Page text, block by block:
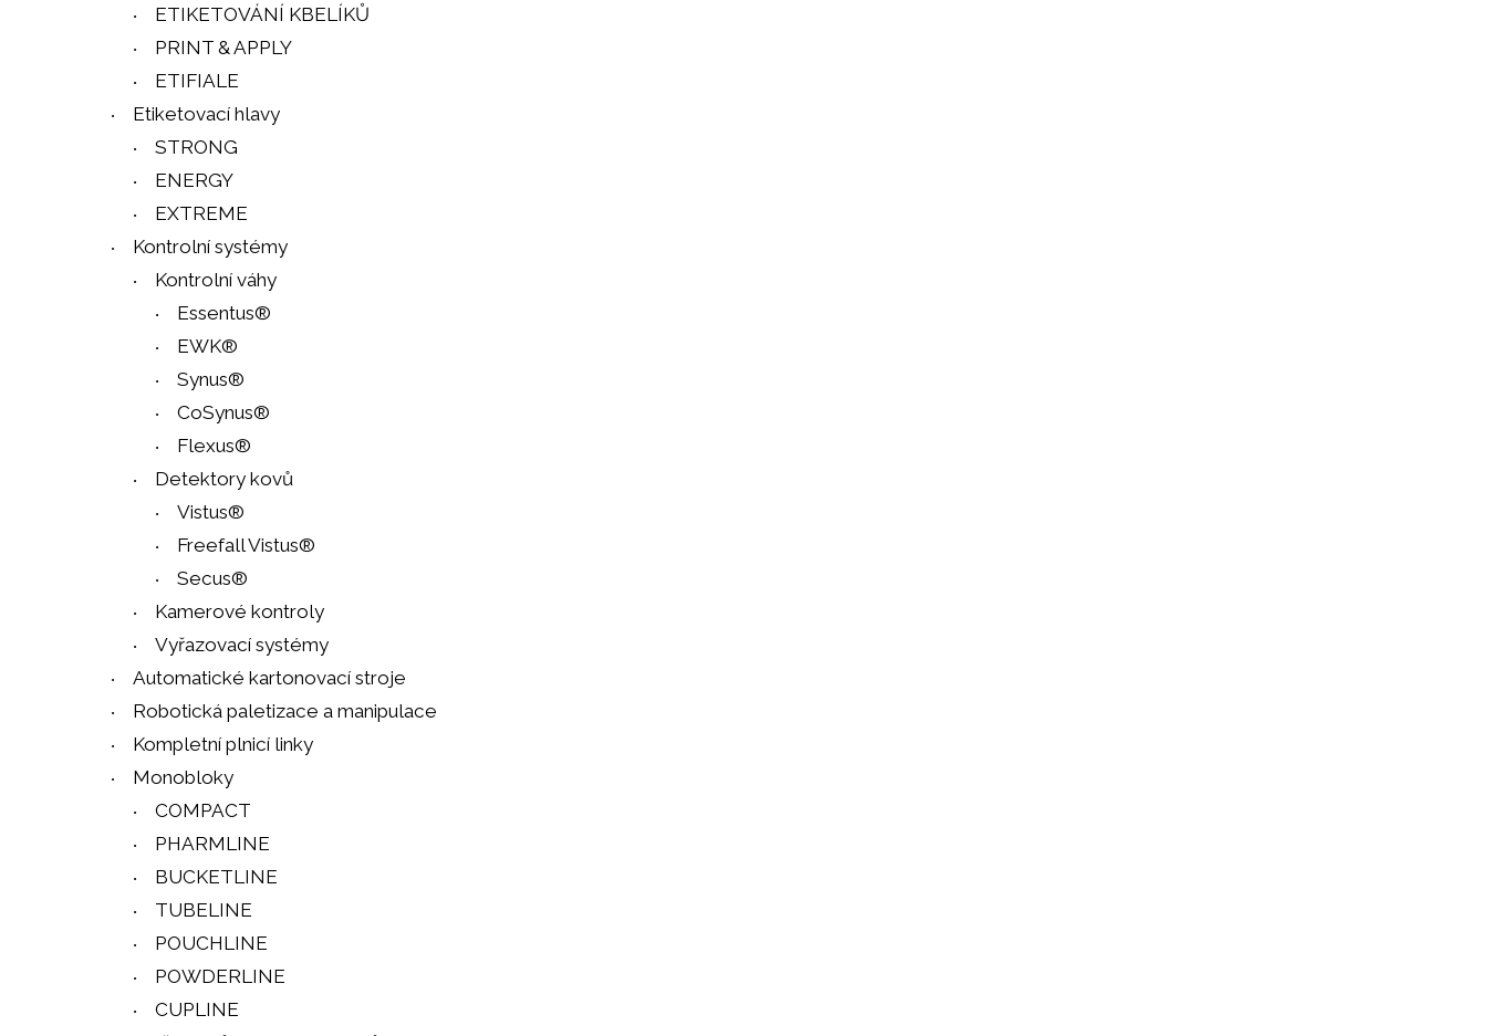
ETIKETOVÁNÍ KBELÍKŮ
PRINT & APPLY
ETIFIALE
Etiketovací hlavy
STRONG
ENERGY
EXTREME
Kontrolní systémy
Kontrolní váhy
Essentus®
EWK®
Synus®
CoSynus®
Flexus®
Detektory kovů
Vistus®
Freefall Vistus®
Secus®
Kamerové kontroly
Vyřazovací systémy
Automatické kartonovací stroje
Robotická paletizace a manipulace
Kompletní plnicí linky
Monobloky
COMPACT
PHARMLINE
BUCKETLINE
TUBELINE
POUCHLINE
POWDERLINE
CUPLINE